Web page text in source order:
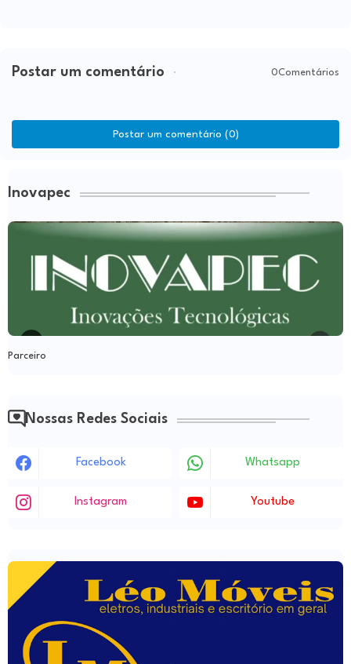
Postar um comentário 0Comentários
Postar um comentário (0)
Inovapec
Parceiro
Nossas Redes Sociais
Facebook Whatsapp
Instagram Youtube